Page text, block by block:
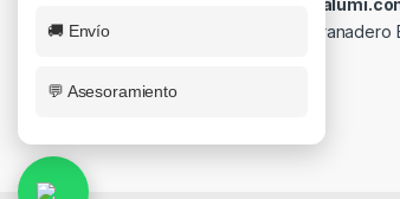
Escribínos a:
Visitános en: Rivadavia 255. Granadero
🚚 Envío
💬 Asesoramiento